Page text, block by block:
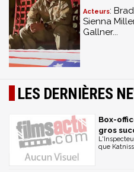
Acteurs:
Sienna
Gallner...
LES DERNIÈRES
Box-
gros
que Katniss